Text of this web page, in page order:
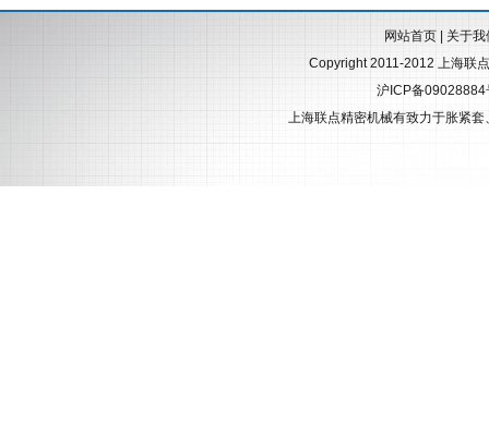
网站首页
关于我
Copyright 2011-2012 上海联
沪ICP备09028884
上海联点精密机械有致力于胀紧套